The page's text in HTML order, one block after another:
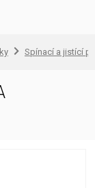
Spínací a jistící